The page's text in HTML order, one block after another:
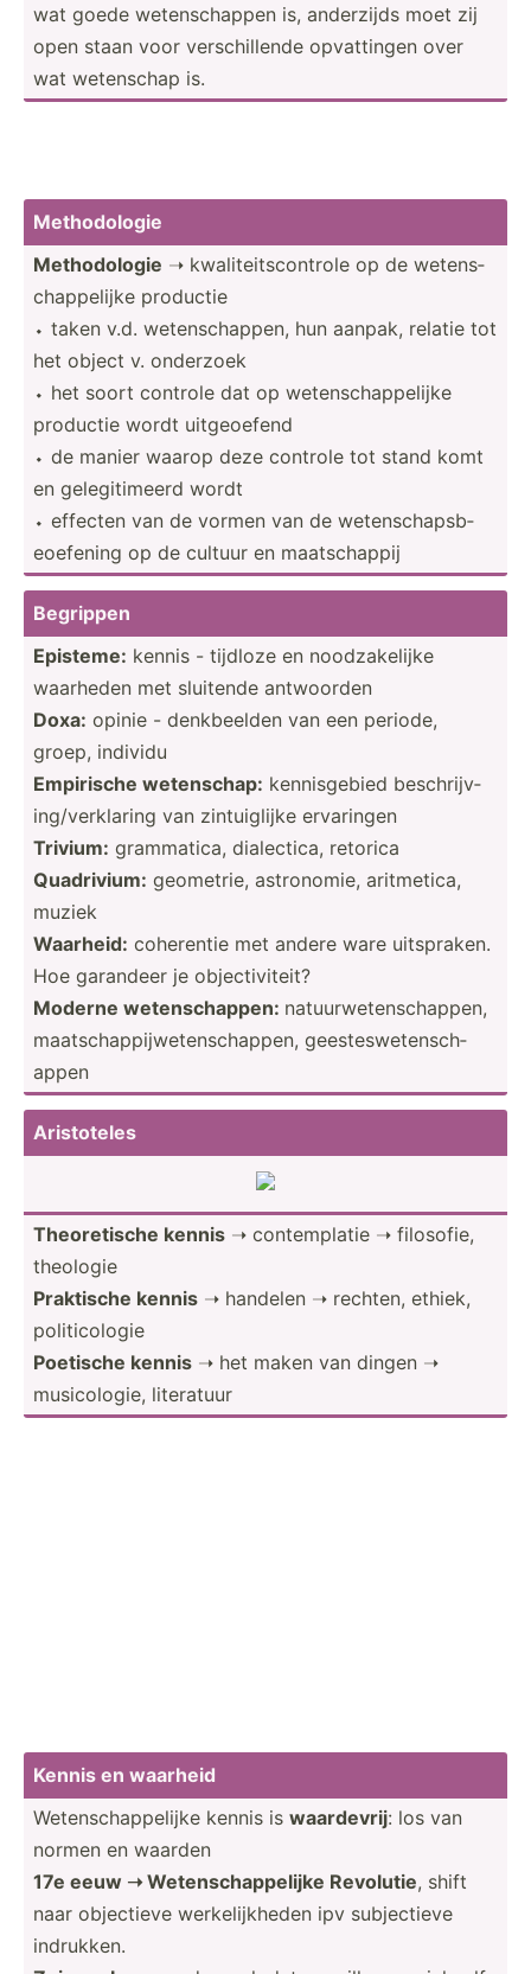
wat goede wetens­chappen is, anderzijds moet zij
open staan voor versch­illende opvatt­ingen over
wat wetenschap is.
Method­ologie
Method­ologie ➝ kwalit­eit­sco­ntrole op de wetens­
cha­ppe­lijke productie
⬩ taken v.d. wetens­cha­ppen, hun aanpak, relatie tot
het object v. onderzoek
⬩ het soort controle dat op wetens­cha­ppe­lijke
productie wordt uitgeo­efend
⬩ de manier waarop deze controle tot stand komt
en gelegi­timeerd wordt
⬩ effecten van de vormen van de wetens­cha­psb­
eoe­fening op de cultuur en maatsc­happij
Begrippen
Episteme: kennis - tijdloze en noodza­kelijke
waarheden met sluitende antwoorden
Doxa: opinie - denkbe­elden van een periode,
groep, individu
Empirische wetens­chap: kennis­gebied beschr­ijv­
ing­/ve­rkl­aring van zintui­glijke ervaringen
Trivium: gramma­tica, dialec­tica, retorica
Quadri­vium: geometrie, astron­omie, aritme­tica,
muziek
Waarheid: coherentie met andere ware uitspr­aken.
Hoe garandeer je object­ivi­teit?
Moderne wetens­cha­ppen: natuur­wet­ens­cha­ppen,
maatsc­hap­pij­wet­ens­cha­ppen, geeste­swe­ten­sch­
appen
Aristo­teles
Theore­tische kennis ➝ contem­platie ➝ filosofie,
theologie
Praktische kennis ➝ handelen ➝ rechten, ethiek,
politi­cologie
Poetische kennis ➝ het maken van dingen ➝
musico­logie, literatuur
Kennis en waarheid
Wetens­cha­ppe­lijke kennis is waardevrij: los van
normen en waarden
17e eeuw ➝ Wetens­cha­ppe­lijke Revolutie, shift
naar objectieve werkel­ijk­heden ipv subjec­tieve
indrukken.